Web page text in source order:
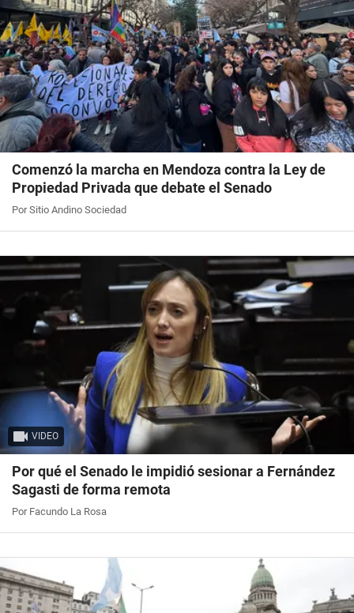
Comenzó la marcha en Mendoza contra la Ley de
Propiedad Privada que debate el Senado
Por Sitio Andino Sociedad
VIDEO
Por qué el Senado le impidió sesionar a Fernández
Sagasti de forma remota
Por Facundo La Rosa